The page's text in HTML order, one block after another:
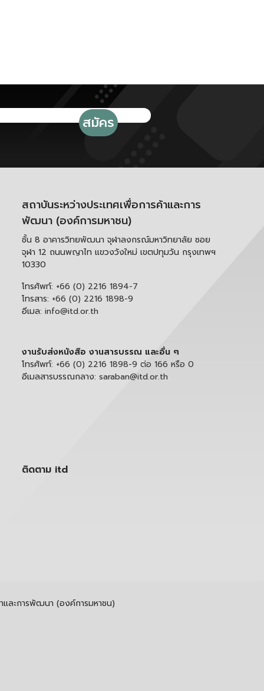
สถาบันระหว่างประเทศเพื่อการค้าและการ
พัฒนา (องค์การมหาชน)
ชั้น 8 อาคารวิทยพัฒนา จุฬาลงกรณ์มหาวิทยาลัย ซอย
จุฬา 12 ถนนพญาไท แขวงวังใหม่ เขตปทุมวัน กรุงเทพฯ
10330
โทรศัพท์: +66 (0) 2216 1894-7
โทรสาร: +66 (0) 2216 1898-9
อีเมล: info@itd.or.th
งานรับส่งหนังสือ งานสารบรรณ และอื่น ๆ
โทรศัพท์: +66 (0) 2216 1898-9 ต่อ 166 หรือ 0
อีเมลสารบรรณกลาง: saraban@itd.or.th
ติดตาม itd
และการพัฒนา (องค์การมหาชน)